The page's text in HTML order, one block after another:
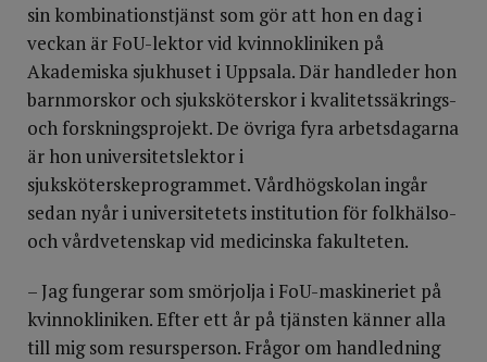
sin kombinationstjänst som gör att hon en dag i
veckan är FoU-lektor vid kvinnokliniken på
Akademiska sjukhuset i Uppsala. Där handleder hon
barnmorskor och sjuksköterskor i kvalitetssäkrings-
och forskningsprojekt. De övriga fyra arbetsdagarna
är hon universitetslektor i
sjuksköterskeprogrammet. Vårdhögskolan ingår
sedan nyår i universitetets institution för folkhälso-
och vårdvetenskap vid medicinska fakulteten.
– Jag fungerar som smörjolja i FoU-maskineriet på
kvinnokliniken. Efter ett år på tjänsten känner alla
till mig som resursperson. Frågor om handledning